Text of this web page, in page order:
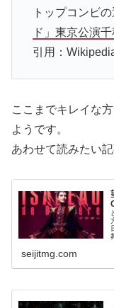
トップコンビ
ド」東京公演
引用：
ここまでキレイな
ようです。
あわせて読みたい記
seijitmg.com